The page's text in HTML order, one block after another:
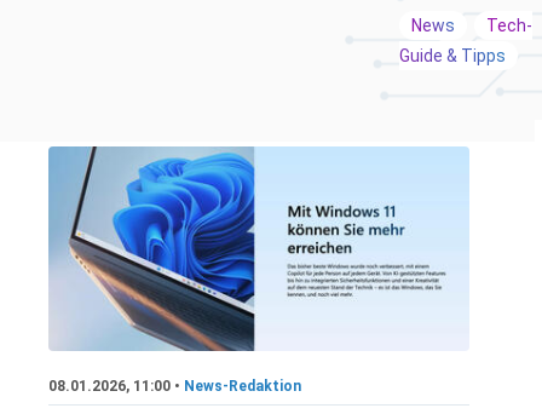
News
Tech-
Guide & Tipps
08.01.2026, 11:00 • News-Redaktion